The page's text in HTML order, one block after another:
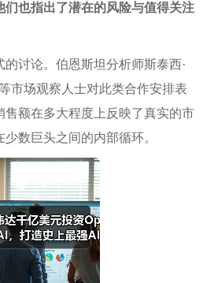
们也指出了潜在的风险与值得关注
讨论。伯恩斯坦分析师斯泰西·
市场观察人士对此类合作安排表
售额在多大程度上反映了真实的市
数巨头之间的内部循环。